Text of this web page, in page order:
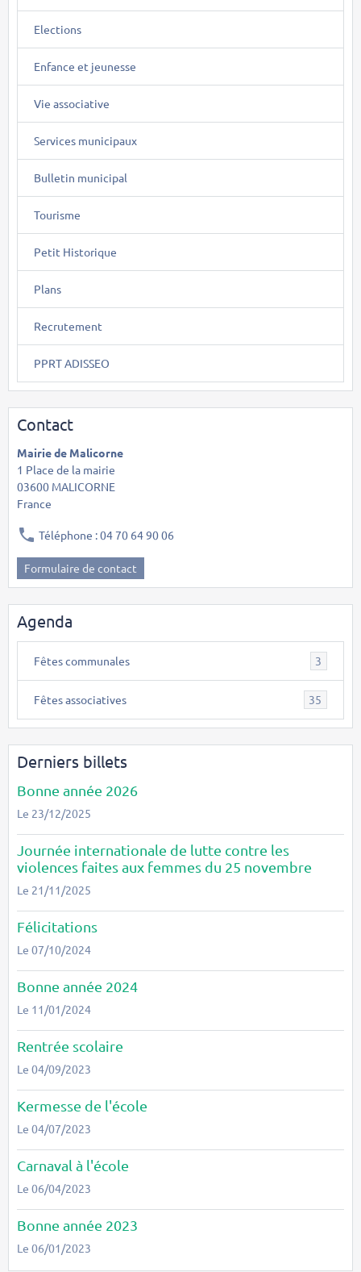
Elections
Enfance et jeunesse
Vie associative
Services municipaux
Bulletin municipal
Tourisme
Petit Historique
Plans
Recrutement
PPRT ADISSEO
Contact
Mairie de Malicorne
1 Place de la mairie
03600 MALICORNE
France
Téléphone : 04 70 64 90 06
Formulaire de contact
Agenda
Fêtes communales 3
Fêtes associatives 35
Derniers billets
Bonne année 2026
Le 23/12/2025
Journée internationale de lutte contre les
violences faites aux femmes du 25 novembre
Le 21/11/2025
Félicitations
Le 07/10/2024
Bonne année 2024
Le 11/01/2024
Rentrée scolaire
Le 04/09/2023
Kermesse de l'école
Le 04/07/2023
Carnaval à l'école
Le 06/04/2023
Bonne année 2023
Le 06/01/2023